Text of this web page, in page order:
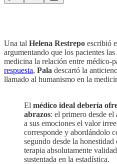
Una tal Helena Restrepo escribió
argumentando que los pacientes
medicina la relación entre médico-
respuesta, Pala descartó la
llamado al humanismo en la
El médico ideal debería
abrazos: el primero desde
a sus emociones el valor
corresponde y abordándolo
segundo desde la
terapia absolutamente
sustentada en la estadística.